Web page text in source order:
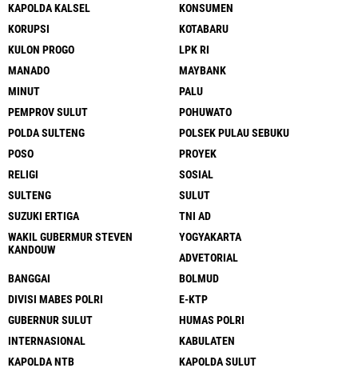
KAPOLDA KALSEL
KONSUMEN
KORUPSI
KOTABARU
KULON PROGO
LPK RI
MANADO
MAYBANK
MINUT
PALU
PEMPROV SULUT
POHUWATO
POLDA SULTENG
POLSEK PULAU SEBUKU
POSO
PROYEK
RELIGI
SOSIAL
SULTENG
SULUT
SUZUKI ERTIGA
TNI AD
WAKIL GUBERMUR STEVEN
KANDOUW
YOGYAKARTA
ADVETORIAL
BANGGAI
BOLMUD
DIVISI MABES POLRI
E-KTP
GUBERNUR SULUT
HUMAS POLRI
INTERNASIONAL
KABULATEN
KAPOLDA NTB
KAPOLDA SULUT